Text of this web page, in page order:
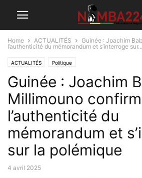
Home ACTUALITÉS
Guinée : Joachim
l’authenticité du mémorandum et s’interroge sur...
ACTUALITÉS Politique
Guinée : Joachim
Millimouno
l’authenticité du
mémorandum et
sur la polémique
4 avril 2025